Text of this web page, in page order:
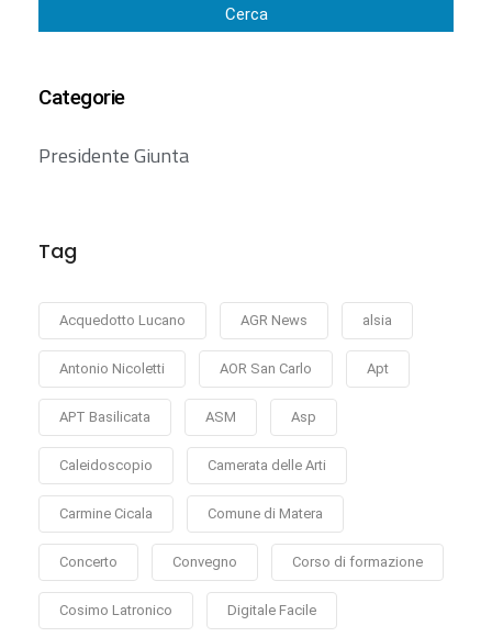
Cerca
Categorie
Presidente Giunta
Tag
Acquedotto Lucano AGR News alsia
Antonio Nicoletti AOR San Carlo Apt
APT Basilicata ASM Asp
Caleidoscopio Camerata delle Arti
Carmine Cicala Comune di Matera
Concerto Convegno Corso di formazione
Cosimo Latronico Digitale Facile